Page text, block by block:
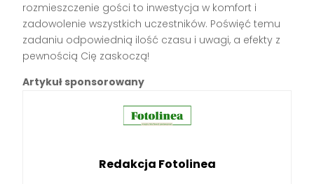
rozmieszczenie gości to inwestycja w komfort i
zadowolenie wszystkich uczestników. Poświęć temu
zadaniu odpowiednią ilość czasu i uwagi, a efekty z
pewnością Cię zaskoczą!
Artykuł sponsorowany
Redakcja Fotolinea